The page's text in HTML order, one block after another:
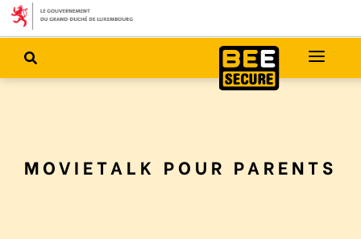
MOVIETALK POUR PARENTS